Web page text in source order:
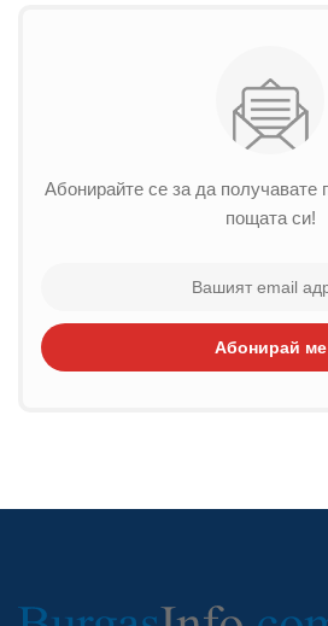
Абонирайте се за да получавате
пощата си!
Абонирай ме